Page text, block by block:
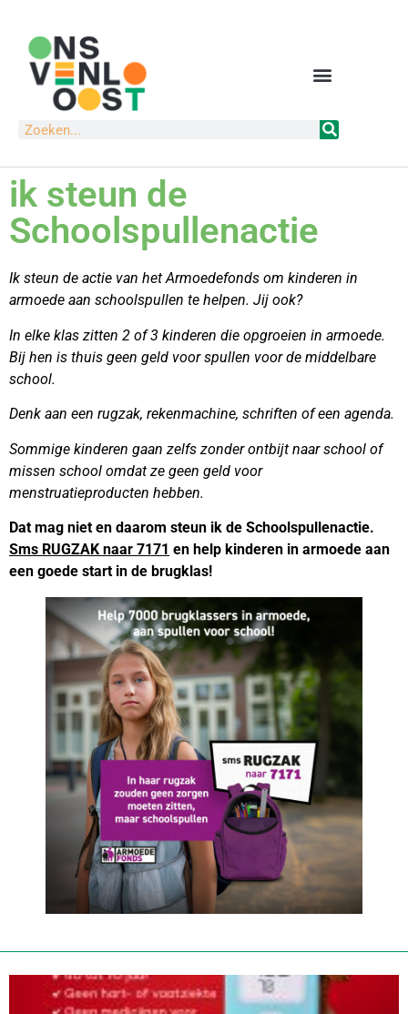
ik steun de
Schoolspullenactie
Ik steun de actie van het Armoedefonds om kinderen in
armoede aan schoolspullen te helpen. Jij ook?
In elke klas zitten 2 of 3 kinderen die opgroeien in armoede.
Bij hen is thuis geen geld voor spullen voor de middelbare
school.
Denk aan een rugzak, rekenmachine, schriften of een agenda.
Sommige kinderen gaan zelfs zonder ontbijt naar school of
missen school omdat ze geen geld voor
menstruatieproducten hebben.
Dat mag niet en daarom steun ik de Schoolspullenactie.
Sms RUGZAK naar 7171 en help kinderen in armoede aan
een goede start in de brugklas!